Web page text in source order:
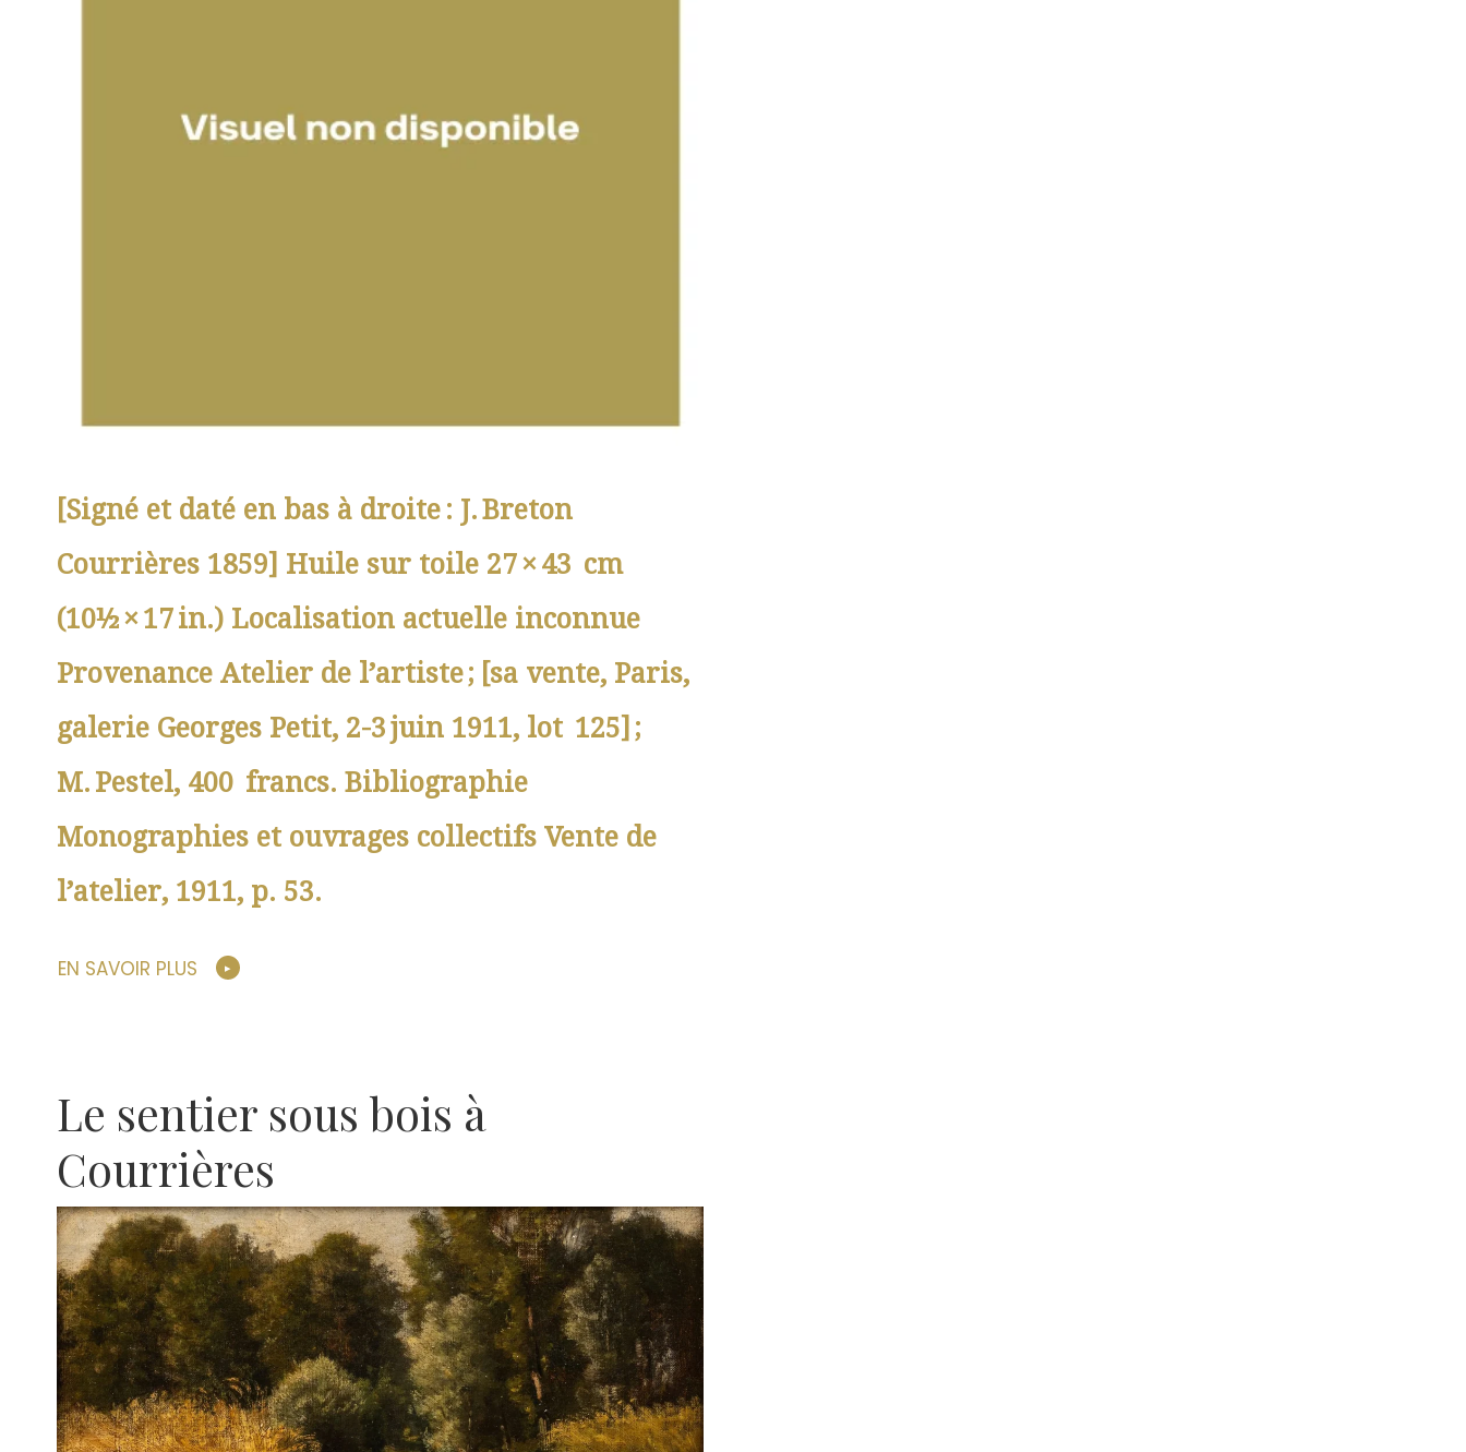
[Signé et daté en bas à droite : J. Breton
Courrières 1859] Huile sur toile 27 × 43 cm
(10½ × 17 in.) Localisation actuelle inconnue
Provenance Atelier de l’artiste ; [sa vente, Paris,
galerie Georges Petit, 2-3 juin 1911, lot 125] ;
M. Pestel, 400 francs. Bibliographie
Monographies et ouvrages collectifs Vente de
l’atelier, 1911, p. 53.
EN SAVOIR PLUS
Le sentier sous bois à
Courrières